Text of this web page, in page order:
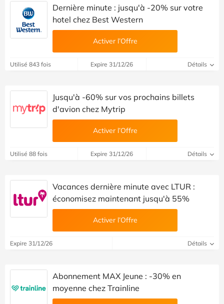
Dernière minute : jusqu'à -20% sur votre
hotel chez Best Western
Activer l’Offre
Utilisé 843 fois Expire 31/12/26 Détails
Jusqu'à -60% sur vos prochains billets
d'avion chez Mytrip
Activer l’Offre
Utilisé 88 fois Expire 31/12/26 Détails
Vacances dernière minute avec LTUR :
économisez maintenant jusqu'à 55%
Activer l’Offre
Expire 31/12/26 Détails
Abonnement MAX Jeune : -30% en
moyenne chez Trainline